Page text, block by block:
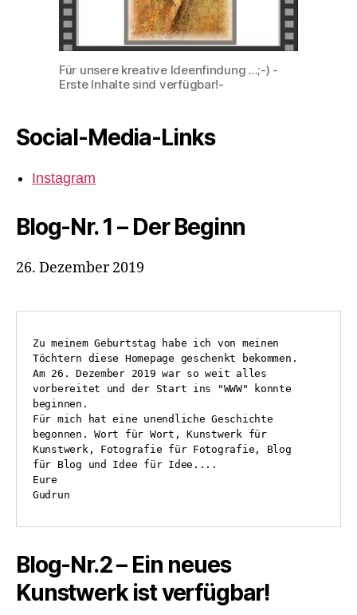
Für unsere kreative Ideenfindung ...;-) -
Erste Inhalte sind verfügbar!-
Social-Media-Links
Instagram
Blog-Nr. 1 – Der Beginn
26. Dezember 2019
Zu meinem Geburtstag habe ich von meinen
Töchtern diese Homepage geschenkt bekommen.
Am 26. Dezember 2019 war so weit alles
vorbereitet und der Start ins "WWW" konnte
beginnen.
Für mich hat eine unendliche Geschichte
begonnen. Wort für Wort, Kunstwerk für
Kunstwerk, Fotografie für Fotografie, Blog
für Blog und Idee für Idee....
Eure
Gudrun
Blog-Nr.2 – Ein neues
Kunstwerk ist verfügbar!